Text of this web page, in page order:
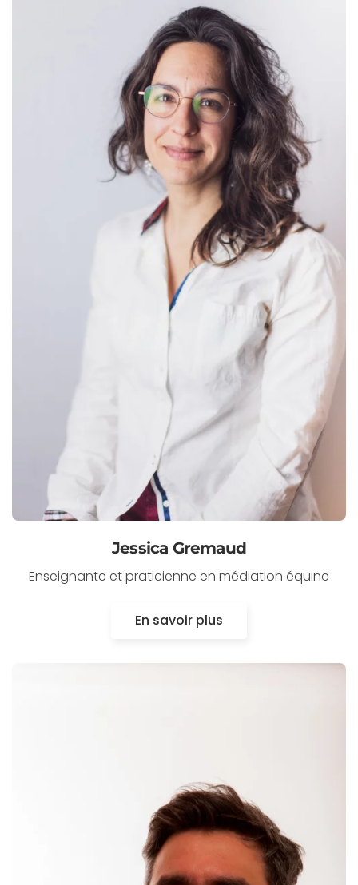
Jessica Gremaud
Enseignante et praticienne en médiation équine
En savoir plus